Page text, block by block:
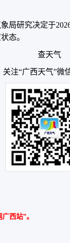
局研究决定于
态。
查天气
关注“广西天气”微
西站”。